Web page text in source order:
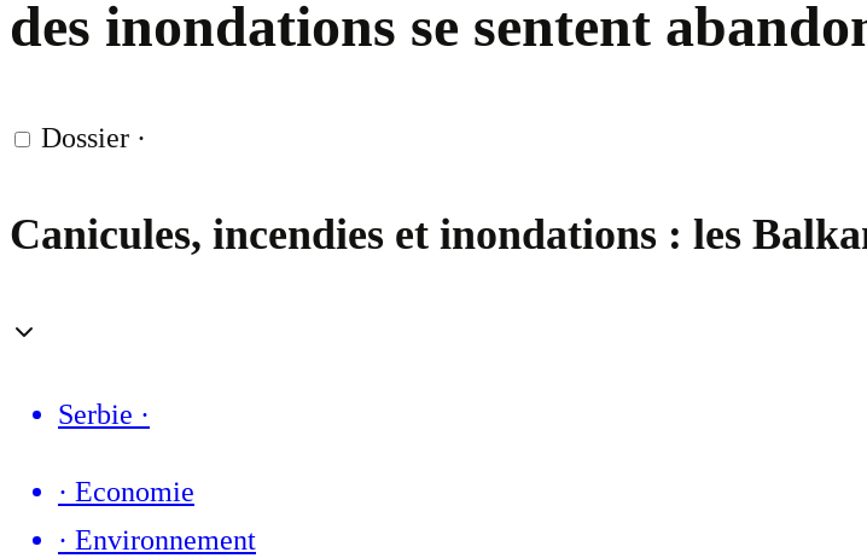
des inondations se sentent
Dossier ·
Canicules, incendies et inondations : les
Serbie ·
· Economie
· Environnement